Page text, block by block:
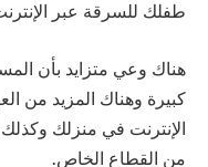
طفلك للسرقة عبر
هناك وعي متزايد بأن
كبيرة وهناك المزيد من
الإنترنت في منزلك
من القطاع الخاص.